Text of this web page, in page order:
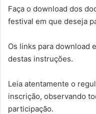
Faça o download dos
festival em que deseja
Os links para download
destas instruções.
Leia atentamente o
inscrição, observando
participação.